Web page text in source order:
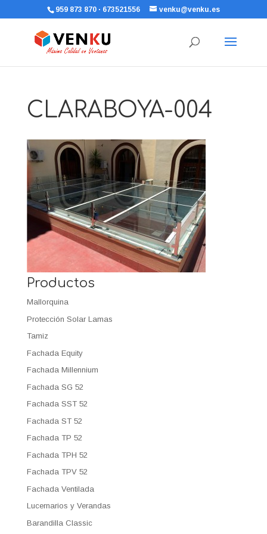
959 873 870 · 673521556 venku@venku.es
CLARABOYA-004
Productos
Mallorquina
Protección Solar Lamas
Tamiz
Fachada Equity
Fachada Millennium
Fachada SG 52
Fachada SST 52
Fachada ST 52
Fachada TP 52
Fachada TPH 52
Fachada TPV 52
Fachada Ventilada
Lucernarios y Verandas
Barandilla Classic